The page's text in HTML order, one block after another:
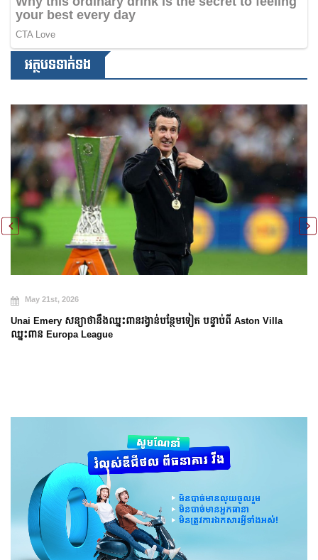
អត្ថបទទាក់ទង
May 21st, 2026
Unai Emery សន្យាថានឹងឈ្នះពានរង្វាន់បន្ថែមទៀត បន្ទាប់ពី Aston Villa
ឈ្នះពាន Europa League